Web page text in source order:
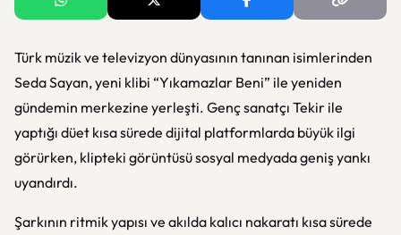
Türk müzik ve televizyon dünyasının tanınan isimlerinden
Seda Sayan, yeni klibi “Yıkamazlar Beni” ile yeniden
gündemin merkezine yerleşti. Genç sanatçı Tekir ile
yaptığı düet kısa sürede dijital platformlarda büyük ilgi
görürken, klipteki görüntüsü sosyal medyada geniş yankı
uyandırdı.
Şarkının ritmik yapısı ve akılda kalıcı nakaratı kısa sürede